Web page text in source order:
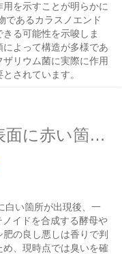
を示すことが明らかに
であるカラスノエンド
る可能性を示唆しま
よって構造が多様であ
リウム菌に実際に作用
されています。
米ぬか嫌気ボカシ肥の表面に赤い箇所が出来始めた
白い箇所が出現後、一
イドを合成する酵母や
の良し悪しは香りで判
、現時点では臭いを確